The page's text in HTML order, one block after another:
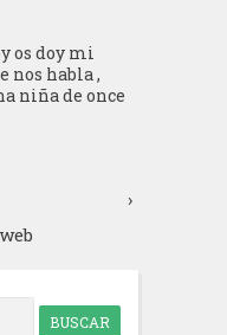
os doy mi
nos habla ,
niña de once
›